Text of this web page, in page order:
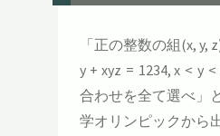
「正の整数の組(x, y,
y + xyz = 1234, x < y
合わせを全て選べ」
学オリンピックから